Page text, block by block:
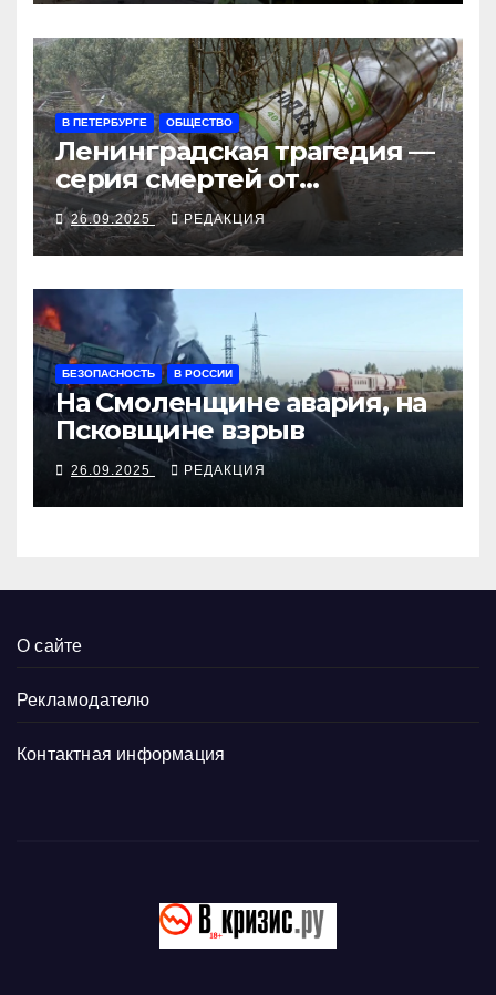
В ПЕТЕРБУРГЕ ОБЩЕСТВО
Ленинградская трагедия —
серия смертей от
алкосуррогата
26.09.2025 РЕДАКЦИЯ
БЕЗОПАСНОСТЬ В РОССИИ
На Смоленщине авария, на
Псковщине взрыв
26.09.2025 РЕДАКЦИЯ
О сайте
Рекламодателю
Контактная информация